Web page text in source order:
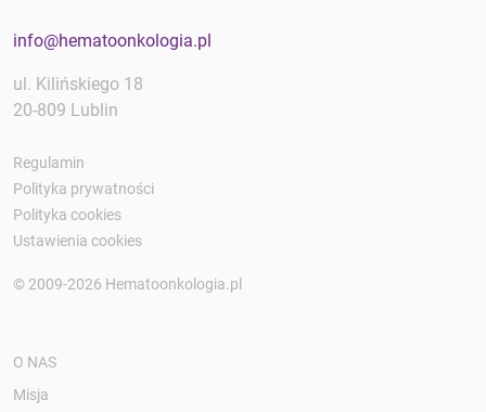
info@hematoonkologia.pl
ul. Kilińskiego 18
20-809 Lublin
Regulamin
Polityka prywatności
Polityka cookies
Ustawienia cookies
© 2009-2026 Hematoonkologia.pl
O NAS
Misja